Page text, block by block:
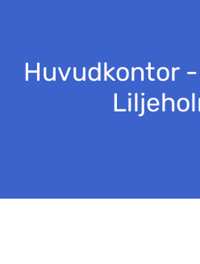
Huvudkontor